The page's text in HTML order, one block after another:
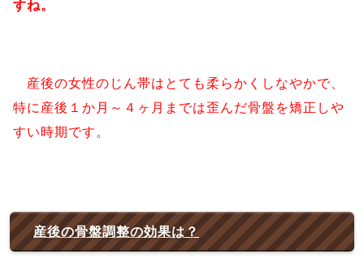
すね。
産後の女性のじん帯はとても柔らかくしなやかで、
特に産後１か月～４ヶ月までは歪んだ骨盤を矯正しや
すい時期です。
産後の骨盤調整の効果は？